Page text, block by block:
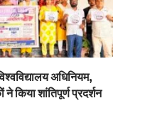
अधिनियम,
किया शांतिपूर्ण प्रदर्शन